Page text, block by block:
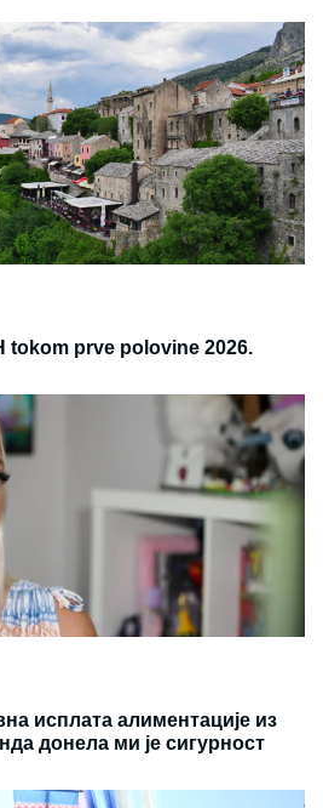
tokom prve polovine 2026.
исплата алиментације из
донела ми је сигурност